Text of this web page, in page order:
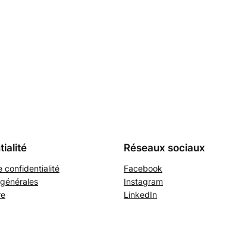
confidentialité
Réseaux sociaux
Facebook
Instagram
LinkedIn